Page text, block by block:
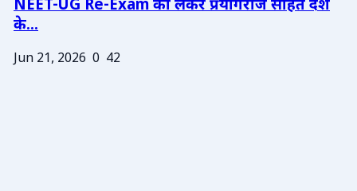
NEET-UG Re-Exam को लेकर प्रयागराज सहित देश
के...
Jun 21, 2026 0 42